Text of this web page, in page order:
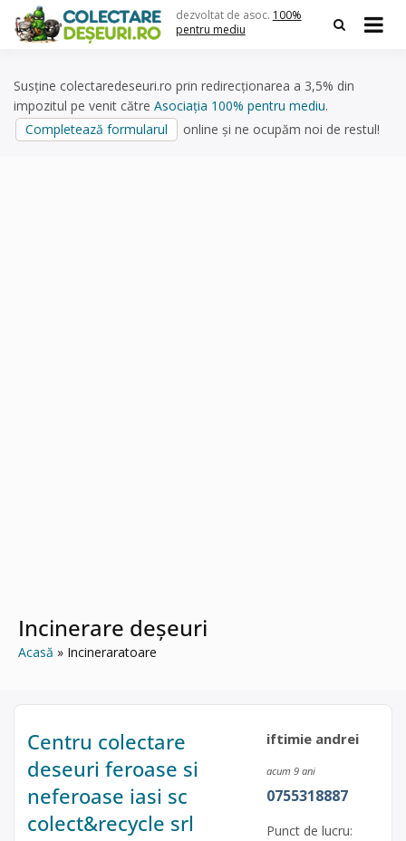
content
dezvoltat de asoc. 100%
pentru mediu
Susține colectaredeseuri.ro prin redirecționarea a 3,5% din
impozitul pe venit către Asociația 100% pentru mediu.
Completează formularul
online și ne ocupăm noi de restul!
Incinerare deșeuri
Acasă Incineraratoare
Centru colectare
deseuri feroase si
neferoase iasi sc
colect&recycle srl
iftimie andrei
acum 9 ani
0755318887
Punct de lucru: